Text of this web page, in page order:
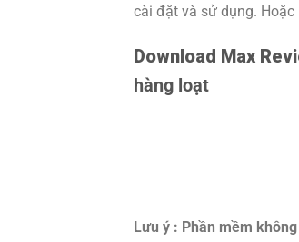
cài đặt và sử dụng.
Download Max
hàng loạt
Lưu ý : Phần mềm